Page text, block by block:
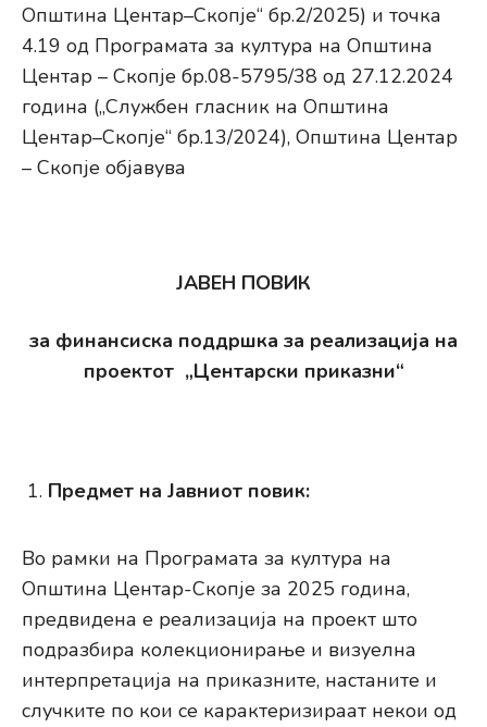
Општина Центар–Скопје“ бр.2/2025) и точка
4.19 од Програмата за култура на Општина
Центар – Скопје бр.08-5795/38 од 27.12.2024
година („Службен гласник на Општина
Центар–Скопје“ бр.13/2024), Општина Центар
– Скопје објавува
ЈАВЕН ПОВИК
за финансиска поддршка за реализација на
проектот „Центарски приказни“
Предмет на Јавниот повик:
Во рамки на Програмата за култура на
Општина Центар-Скопје за 2025 година,
предвидена е реализација на проект што
подразбира колекционирање и визуелна
интерпретација на приказните, настаните и
случките по кои се карактеризираат некои од